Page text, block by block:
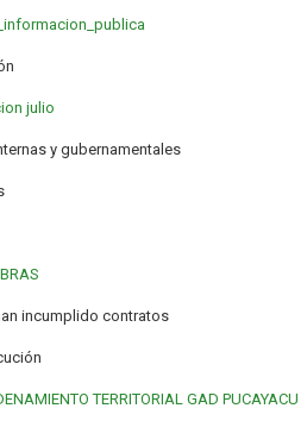
julio
y gubernamentales
incumplido contratos
TERRITORIAL GAD PUCAYACU